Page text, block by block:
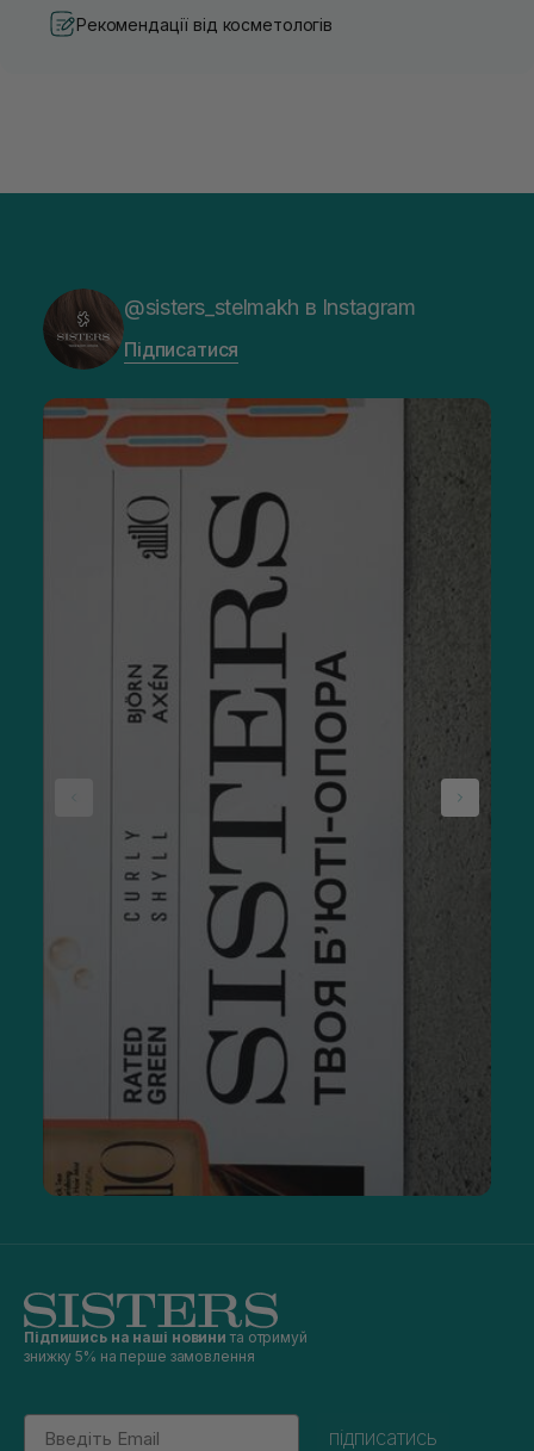
Рекомендації від косметологів
@sisters_stelmakh в Instagram
Підписатися
Підпишись на наші новини та отримуй
знижку 5% на перше замовлення
Email
підписатись